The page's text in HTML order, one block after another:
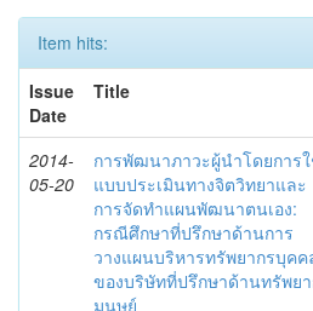
Item hits:
Issue
Date
Title
2014-
05-20
การพัฒนาภาวะผู้นำโดยการ
แบบประเมินทางจิตวิทยาและ
การจัดทำแผนพัฒนาตนเอง:
กรณีศึกษาที่ปรึกษาด้านการ
วางแผนบริหารทรัพยากรบุคค
ของบริษัทที่ปรึกษาด้านทรัพย
มนุษย์